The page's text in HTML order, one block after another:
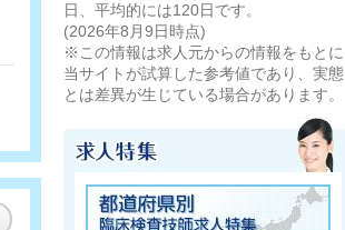
日、平均的には120日です。
(2026年8月9日時点)
※この情報は求人元からの情報をもとに
当サイトが試算した参考値であり、実態
とは差異が生じている場合があります。